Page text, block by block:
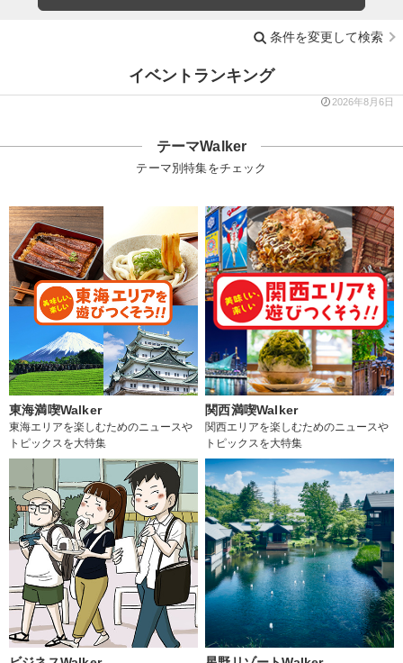
条件を変更して検索
イベントランキング
2026年8月6日
テーマWalker
テーマ別特集をチェック
東海満喫Walker
東海エリアを楽しむためのニュースや
トピックスを大特集
関西満喫Walker
関西エリアを楽しむためのニュースや
トピックスを大特集